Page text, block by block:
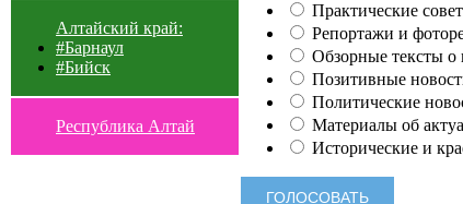
Алтайский край:
#Барнаул
#Бийск
Республика Алтай
Практические
Репортажи и
Обзорные тексты о
Позитивные
Политические
Материалы об
Исторические и